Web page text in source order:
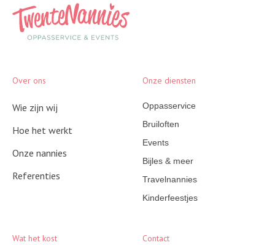
Over ons
Wie zijn wij
Hoe het werkt
Onze nannies
Referenties
Wat het kost Contact
Onze diensten
Oppasservice
Bruiloften
Events
Bijles & meer
Travelnannies
Kinderfeestjes